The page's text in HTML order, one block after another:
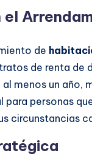
de
de renta de
menos un año,
para personas
circunstancias